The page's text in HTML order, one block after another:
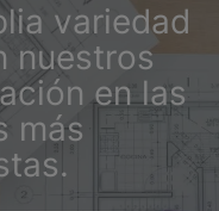
variedad
nuestros
en las
más